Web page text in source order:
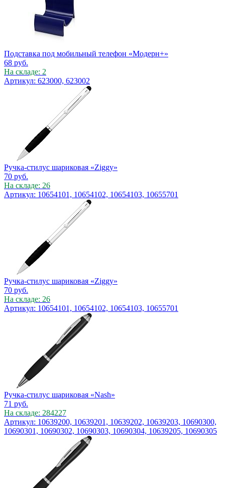
Подставка под мобильный телефон «Модерн+»
68 руб.
На складе: 2
Артикул: 623000, 623002
Ручка-стилус шариковая «Ziggy»
70 руб.
На складе: 26
Артикул: 10654101, 10654102, 10654103, 10655701
Ручка-стилус шариковая «Ziggy»
70 руб.
На складе: 26
Артикул: 10654101, 10654102, 10654103, 10655701
Ручка-стилус шариковая «Nash»
71 руб.
На складе: 284227
Артикул: 10639200, 10639201, 10639202, 10639203, 10690300,
10690301, 10690302, 10690303, 10690304, 10639205, 10690305